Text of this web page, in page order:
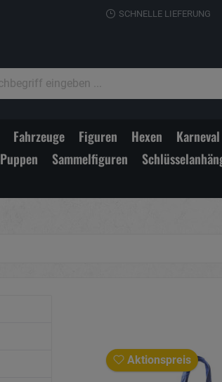
SCHNELLE LIEFERUNG
Fahrzeuge Figuren Hexen Karneval
Puppen Sammelfiguren
Aktionspreis